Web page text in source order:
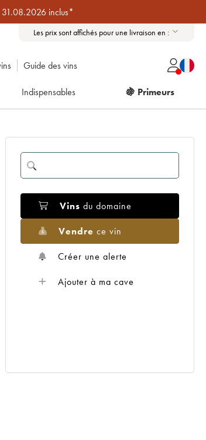
31.08.2026 inclus*
Les prix sont affichés pour une livraison en :
Guide des vins
Indispensables 🍇 Primeurs
Vins du domaine
Vendre ce vin
Créer une alerte
Ajouter à ma cave